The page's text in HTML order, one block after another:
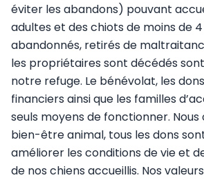
éviter les abandons) pouvant
adultes et des chiots de moins de 4
abandonnés, retirés de
les propriétaires sont décédés
notre refuge. Le bénévolat, les
financiers ainsi que les familles
seuls moyens de fonctionner.
bien-être animal, tous les dons
améliorer les conditions de vie et
de nos chiens accueillis. Nos